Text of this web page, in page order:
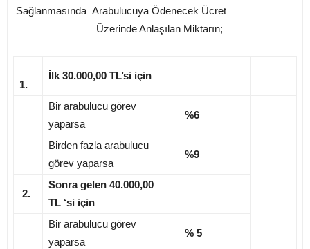
Sağlanmasında Arabulucuya Ödenecek Ücret
Üzerinde Anlaşılan Miktarın;
1.
İlk 30.000,00 TL’si için
Bir arabulucu görev
yaparsa
%6
Birden fazla arabulucu
görev yaparsa
%9
2.
Sonra gelen 40.000,00
TL ‘si için
Bir arabulucu görev
yaparsa
% 5